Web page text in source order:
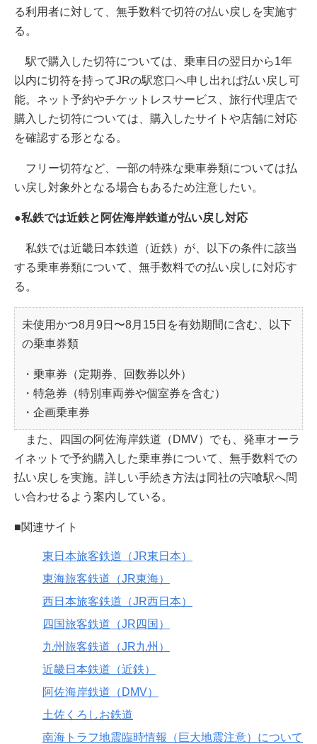
る利用者に対して、無手数料で切符の払い戻しを実施す
る。
駅で購入した切符については、乗車日の翌日から1年
以内に切符を持ってJRの駅窓口へ申し出れば払い戻し可
能。ネット予約やチケットレスサービス、旅行代理店で
購入した切符については、購入したサイトや店舗に対応
を確認する形となる。
フリー切符など、一部の特殊な乗車券類については払
い戻し対象外となる場合もあるため注意したい。
●私鉄では近鉄と阿佐海岸鉄道が払い戻し対応
私鉄では近畿日本鉄道（近鉄）が、以下の条件に該当
する乗車券類について、無手数料での払い戻しに対応す
る。
未使用かつ8月9日〜8月15日を有効期間に含む、以下
の乗車券類
・乗車券（定期券、回数券以外）
・特急券（特別車両券や個室券を含む）
・企画乗車券
また、四国の阿佐海岸鉄道（DMV）でも、発車オーラ
イネットで予約購入した乗車券について、無手数料での
払い戻しを実施。詳しい手続き方法は同社の宍喰駅へ問
い合わせるよう案内している。
■関連サイト
東日本旅客鉄道（JR東日本）
東海旅客鉄道（JR東海）
西日本旅客鉄道（JR西日本）
四国旅客鉄道（JR四国）
九州旅客鉄道（JR九州）
近畿日本鉄道（近鉄）
阿佐海岸鉄道（DMV）
土佐くろしお鉄道
南海トラフ地震臨時情報（巨大地震注意）について